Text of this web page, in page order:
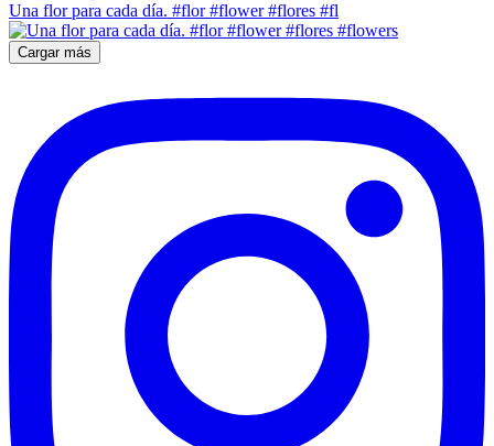
Una flor para cada día. #flor #flower #flores #fl
Cargar más